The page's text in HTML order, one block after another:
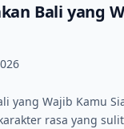
Bali yang
yang Wajib Kamu
rasa yang